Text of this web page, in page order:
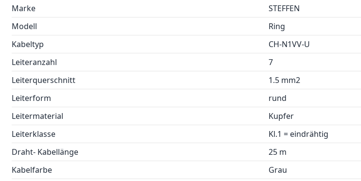
Marke
STEFFEN
Modell
Ring
Kabeltyp
CH-N1VV-U
Leiteranzahl
7
Leiterquerschnitt
1.5 mm2
Leiterform
rund
Leitermaterial
Kupfer
Leiterklasse
Kl.1 = eindrähtig
Draht- Kabellänge
25 m
Kabelfarbe
Grau